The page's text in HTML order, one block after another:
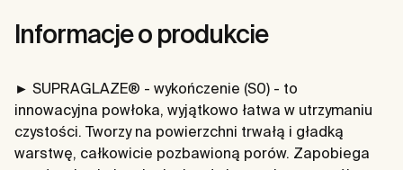
Informacje o produkcie
► SUPRAGLAZE® - wykończenie (S0) - to
innowacyjna powłoka, wyjątkowo łatwa w utrzymaniu
czystości. Tworzy na powierzchni trwałą i gładką
warstwę, całkowicie pozbawioną porów. Zapobiega